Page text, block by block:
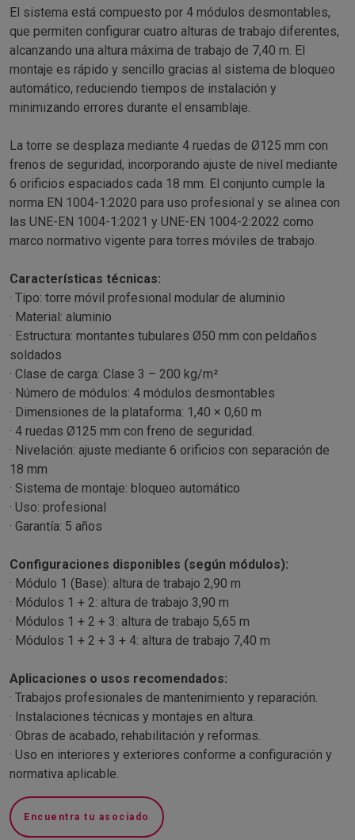
El sistema está compuesto por 4 módulos desmontables,
que permiten configurar cuatro alturas de trabajo diferentes,
alcanzando una altura máxima de trabajo de 7,40 m. El
montaje es rápido y sencillo gracias al sistema de bloqueo
automático, reduciendo tiempos de instalación y
minimizando errores durante el ensamblaje.
La torre se desplaza mediante 4 ruedas de Ø125 mm con
frenos de seguridad, incorporando ajuste de nivel mediante
6 orificios espaciados cada 18 mm. El conjunto cumple la
norma EN 1004-1:2020 para uso profesional y se alinea con
las UNE-EN 1004-1:2021 y UNE-EN 1004-2:2022 como
marco normativo vigente para torres móviles de trabajo.
Características técnicas:
· Tipo: torre móvil profesional modular de aluminio
· Material: aluminio
· Estructura: montantes tubulares Ø50 mm con peldaños
soldados
· Clase de carga: Clase 3 – 200 kg/m²
· Número de módulos: 4 módulos desmontables
· Dimensiones de la plataforma: 1,40 × 0,60 m
· 4 ruedas Ø125 mm con freno de seguridad.
· Nivelación: ajuste mediante 6 orificios con separación de
18 mm
· Sistema de montaje: bloqueo automático
· Uso: profesional
· Garantía: 5 años
Configuraciones disponibles (según módulos):
· Módulo 1 (Base): altura de trabajo 2,90 m
· Módulos 1 + 2: altura de trabajo 3,90 m
· Módulos 1 + 2 + 3: altura de trabajo 5,65 m
· Módulos 1 + 2 + 3 + 4: altura de trabajo 7,40 m
Aplicaciones o usos recomendados:
· Trabajos profesionales de mantenimiento y reparación.
· Instalaciones técnicas y montajes en altura.
· Obras de acabado, rehabilitación y reformas.
· Uso en interiores y exteriores conforme a configuración y
normativa aplicable.
Encuentra tu asociado